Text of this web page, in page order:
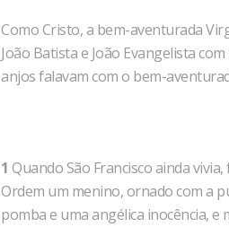
Como Cristo, a bem-aventurada
João Batista e João Evangelista
anjos falavam com o bem-
1 Quando São Francisco ainda
Ordem um menino, ornado com a
pomba e uma angélica inocência, e